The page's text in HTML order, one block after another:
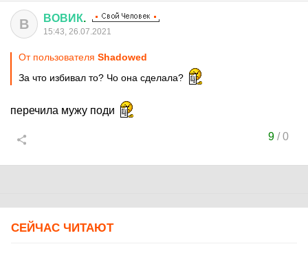
В ВОВИК.
15:43, 26.07.2021
От пользователя Shadowed
За что избивал то? Чо она сделала?
перечила мужу поди
9/0
СЕЙЧАС ЧИТАЮТ